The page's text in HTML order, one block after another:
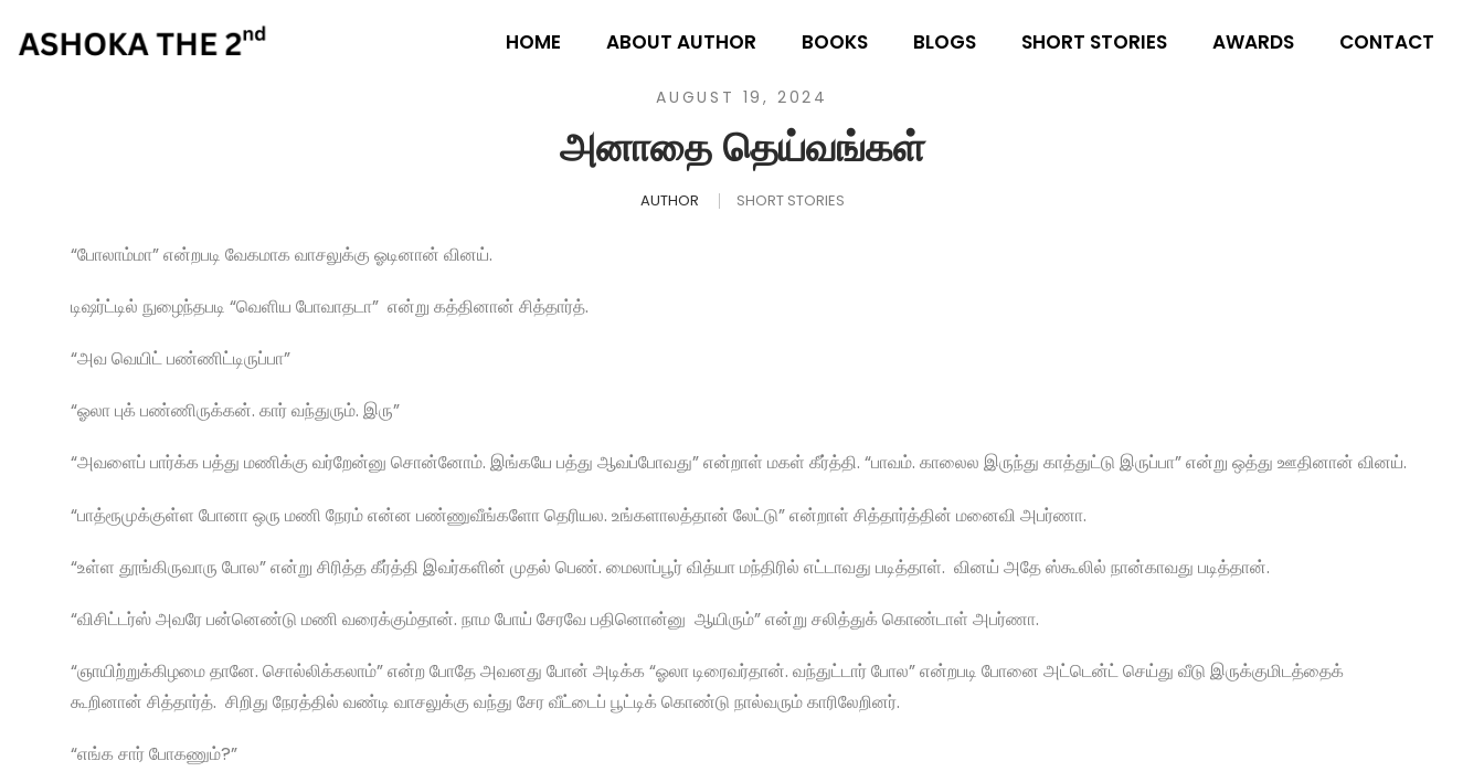
HOME ABOUT AUTHOR BOOKS BLOGS SHORT STORIES AWARDS CONTACT
AUGUST 19, 2024
அனாதை தெய்வங்கள்
AUTHOR SHORT STORIES
“போலாம்மா” என்றபடி வேகமாக வாசலுக்கு ஓடினான் வினய்.
டிஷர்ட்டில் நுழைந்தபடி “வெளிய போவாதடா” என்று கத்தினான் சித்தார்த்.
“அவ வெயிட் பண்ணிட்டிருப்பா”
“ஓலா புக் பண்ணிருக்கன். கார் வந்துரும். இரு”
“அவளைப் பார்க்க பத்து மணிக்கு வர்றேன்னு சொன்னோம். இங்கயே பத்து ஆவப்போவது” என்றாள் மகள் கீர்த்தி. “பாவம். காலைல இருந்து காத்துட்டு இருப்பா” என்று ஒத்து ஊதினான் வினய்.
“பாத்ரூமுக்குள்ள போனா ஒரு மணி நேரம் என்ன பண்ணுவீங்களோ தெரியல. உங்களாலத்தான் லேட்டு” என்றாள் சித்தார்த்தின் மனைவி அபர்ணா.
“உள்ள தூங்கிருவாரு போல” என்று சிரித்த கீர்த்தி இவர்களின் முதல் பெண். மைலாப்பூர் வித்யா மந்திரில் எட்டாவது படித்தாள். வினய் அதே ஸ்கூலில் நான்காவது படித்தான்.
“விசிட்டர்ஸ் அவரே பன்னெண்டு மணி வரைக்கும்தான். நாம போய் சேரவே பதினொன்னு ஆயிரும்” என்று சலித்துக் கொண்டாள் அபர்ணா.
“ஞாயிற்றுக்கிழமை தானே. சொல்லிக்கலாம்” என்ற போதே அவனது போன் அடிக்க “ஓலா டிரைவர்தான். வந்துட்டார் போல” என்றபடி போனை அட்டென்ட் செய்து வீடு இருக்குமிடத்தைக்
கூறினான் சித்தார்த். சிறிது நேரத்தில் வண்டி வாசலுக்கு வந்து சேர வீட்டைப் பூட்டிக் கொண்டு நால்வரும் காரிலேறினர்.
“எங்க சார் போகணும்?”